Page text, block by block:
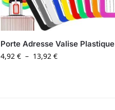
Porte Adresse Valise Plastique
4,92 € – 13,92 €